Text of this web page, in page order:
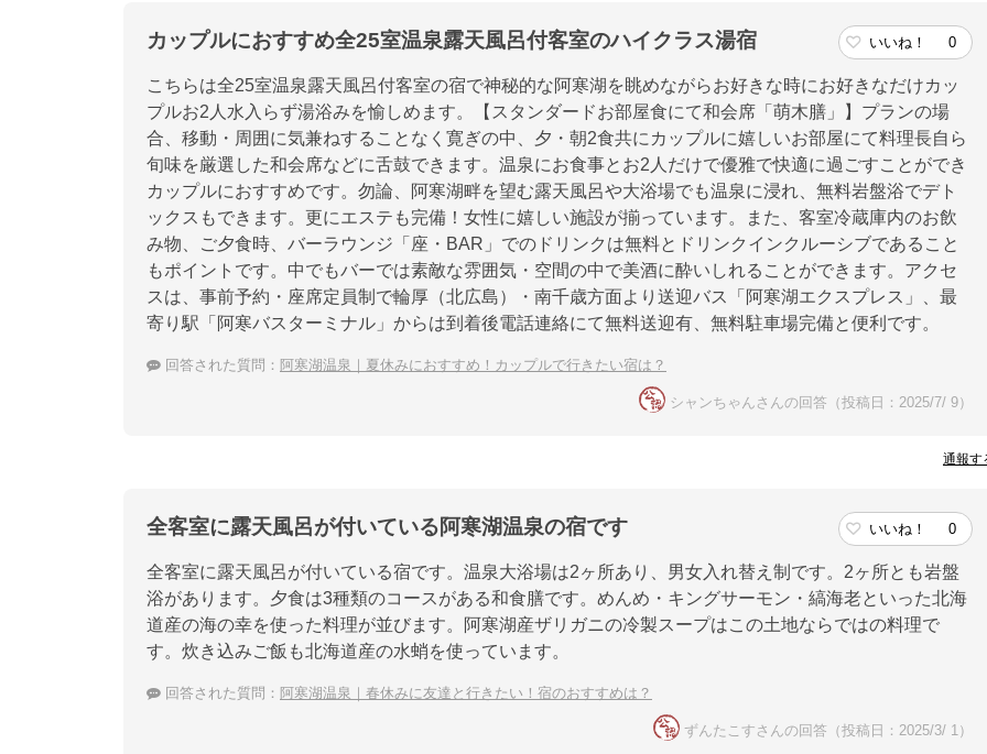
カップルにおすすめ全25室温泉露天風呂付客室のハイクラス湯宿 いいね！ 0
こちらは全25室温泉露天風呂付客室の宿で神秘的な阿寒湖を眺めながらお好きな時にお好きなだけカッ
プルお2人水入らず湯浴みを愉しめます。【スタンダードお部屋食にて和会席「萌木膳」】プランの場
合、移動・周囲に気兼ねすることなく寛ぎの中、夕・朝2食共にカップルに嬉しいお部屋にて料理長自ら
旬味を厳選した和会席などに舌鼓できます。温泉にお食事とお2人だけで優雅で快適に過ごすことができ
カップルにおすすめです。勿論、阿寒湖畔を望む露天風呂や大浴場でも温泉に浸れ、無料岩盤浴でデト
ックスもできます。更にエステも完備！女性に嬉しい施設が揃っています。また、客室冷蔵庫内のお飲
み物、ご夕食時、バーラウンジ「座・BAR」でのドリンクは無料とドリンクインクルーシブであること
もポイントです。中でもバーでは素敵な雰囲気・空間の中で美酒に酔いしれることができます。アクセ
スは、事前予約・座席定員制で輪厚（北広島）・南千歳方面より送迎バス「阿寒湖エクスプレス」、最
寄り駅「阿寒バスターミナル」からは到着後電話連絡にて無料送迎有、無料駐車場完備と便利です。
回答された質問： 阿寒湖温泉｜夏休みにおすすめ！カップルで行きたい宿は？
シャンちゃんさんの回答（投稿日：2025/7/ 9）
通報す
全客室に露天風呂が付いている阿寒湖温泉の宿です いいね！ 0
全客室に露天風呂が付いている宿です。温泉大浴場は2ヶ所あり、男女入れ替え制です。2ヶ所とも岩盤
浴があります。夕食は3種類のコースがある和食膳です。めんめ・キングサーモン・縞海老といった北海
道産の海の幸を使った料理が並びます。阿寒湖産ザリガニの冷製スープはこの土地ならではの料理で
す。炊き込みご飯も北海道産の水蛸を使っています。
回答された質問： 阿寒湖温泉｜春休みに友達と行きたい！宿のおすすめは？
ずんたこすさんの回答（投稿日：2025/3/ 1）